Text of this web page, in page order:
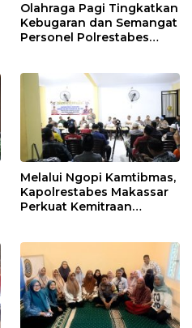
Olahraga Pagi Tingkatkan
Kebugaran dan Semangat
Personel Polrestabes
Melalui Ngopi Kamtibmas,
Kapolrestabes Makassar
Perkuat Kemitraan